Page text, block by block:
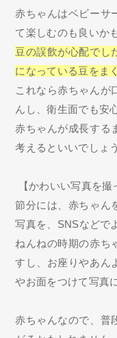
赤ちゃんはベビーサ
て楽しむのも良いか
豆の誤飲が心配でし
になっている豆をま
これなら赤ちゃんが
んし、衛生面でも安
赤ちゃんが成長する
考えるといいでしょう
【かわいい写真を撮
節分には、赤ちゃん
写真を、SNSなどで
ねんねの時期の赤ち
すし、お座りやあん
やお面をつけて写真
赤ちゃんなので、普